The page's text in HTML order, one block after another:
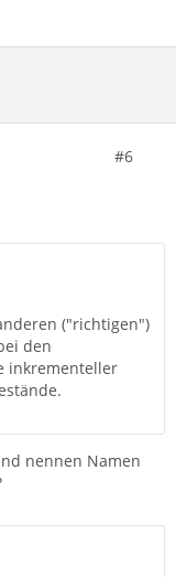
#6
("richtigen")
den
inkrementeller
nennen Namen